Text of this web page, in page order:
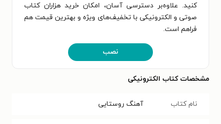
کنید. علاوه‌بر دسترسی آسان، امکان خرید هزاران کتاب
صوتی و الکترونیکی با تخفیف‌های ویژه و بهترین قیمت هم
فراهم است.
نصب
مشخصات کتاب الکترونیکی
نام کتاب آهنگ روستایی